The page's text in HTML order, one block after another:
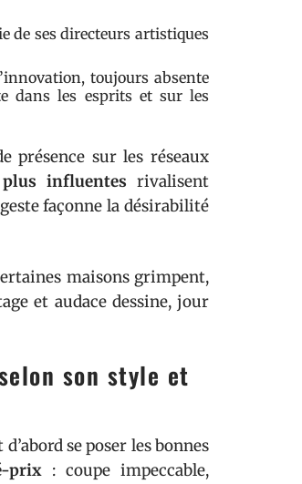
de ses directeurs artistiques
toujours absente
dans les esprits et sur les
présence sur les réseaux
influentes rivalisent
façonne la désirabilité
maisons grimpent,
et audace dessine, jour
son style et
se poser les bonnes
prix : coupe impeccable,